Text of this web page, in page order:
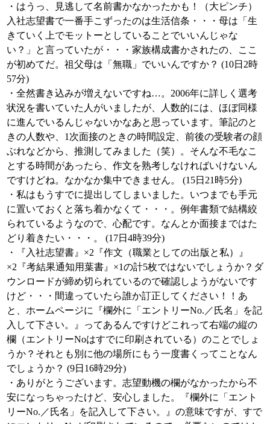
・はうっ、見逃して名前書かなかったかも！（大ピンチ）
入社志望書で一番手こずったのは生活信条・・・母は「生
きていく上でモットーとしていることでいいんじゃな
い？」と言っていたが・・・家族構成書かされたの、ここ
が初めてだ。祖父母は「無職」でいいんですか？ (10日2時
57分)
・全然書き込みが増えないですね…。2006年に詳しく選考
状況を書いていた人がいましたが、人数的には、ほぼ同様
に進んでいるんじゃないかなあと思っています。筆記のと
きの人数や、1次面接のときの時間設定、前後の受験者の顔
ぶれなどから、推測してみました（笑）。そんな不毛なこ
とする時間があったら、作文を熟考しなければいけないん
ですけどね。なかなか集中できません。 (15日21時5分)
・私はもうすでに提出してしまいました。いつまでも手元
に置いておくと落ち着かなくて・・・。例年書類で結構絞
られているようなので、心配です。なんとか面接まではた
どり着きたい・・・。 (17日4時39分)
・『入社志望書』×2『作文（職業としての出版と私）』
×2『考結果通知用葉書』×1の計5枚ではないでしょうか？ダ
ウンロードが締め切られているので確認しようがないです
けど・・・間違っていたら誰か訂正してください！！あ
と、ホームページに『欄外に「エントリーNo.／氏名」を記
入して下さい。』ってあるんですけどこれって右端の縦の
欄（エントリーNoはすでに印刷されている）のことでしょ
うか？それとも別に他の場所にもう一度書くってことなん
でしょうか？ (9日16時29分)
・ありがとうございます。志望動機の欄がなかったから不
安になっちゃったけど、安心しました。『欄外に「エント
リーNo.／氏名」を記入して下さい。』の意味ですが、すで